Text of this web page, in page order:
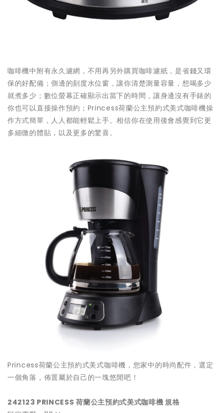
咖啡機中附有永久濾網，不用再另外購買咖啡濾紙，是省錢又環
保的好配備；側邊的刻度水位窗，讓你清楚測量容量，想喝多少
就煮多少；數位螢幕正確顯示出當下的時間，讓身邊沒有手錶的
你也可以直接操作預約；Princess荷蘭公主預約式美式咖啡機操
作方式簡單，人人都能輕鬆上手。相信你在使用後會感覺到它更
多細微的體貼，以及更多的驚喜。
Princess荷蘭公主預約式美式咖啡機，您家中的時尚配件，選定
一個角落，佈置屬於自己的一塊悠閒吧！
242123 PRINCESS 荷蘭公主預約式美式咖啡機 規格